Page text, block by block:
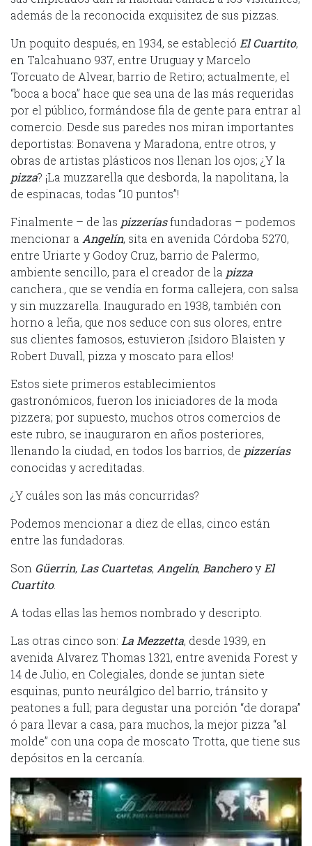
además de la reconocida exquisitez de sus pizzas.
Un poquito después, en 1934, se estableció El Cuartito,
en Talcahuano 937, entre Uruguay y Marcelo
Torcuato de Alvear, barrio de Retiro; actualmente, el
“boca a boca” hace que sea una de las más requeridas
por el público, formándose fila de gente para entrar al
comercio. Desde sus paredes nos miran importantes
deportistas: Bonavena y Maradona, entre otros, y
obras de artistas plásticos nos llenan los ojos; ¿Y la
pizza? ¡La muzzarella que desborda, la napolitana, la
de espinacas, todas “10 puntos”!
Finalmente – de las pizzeríasfundadoras – podemos
mencionar a Angelín, sita en avenida Córdoba 5270,
entre Uriarte y Godoy Cruz, barrio de Palermo,
ambiente sencillo, para el creador de la pizza
canchera., que se vendía en forma callejera, con salsa
y sin muzzarella. Inaugurado en 1938, también con
horno a leña, que nos seduce con sus olores, entre
sus clientes famosos, estuvieron ¡Isidoro Blaisten y
Robert Duvall, pizza y moscato para ellos!
Estos siete primeros establecimientos
gastronómicos, fueron los iniciadores de la moda
pizzera; por supuesto, muchos otros comercios de
este rubro, se inauguraron en años posteriores,
llenando la ciudad, en todos los barrios, de pizzerías
conocidas y acreditadas.
¿Y cuáles son las más concurridas?
Podemos mencionar a diez de ellas, cinco están
entre las fundadoras.
Son Güerrin, Las Cuartetas, Angelín, Bancheroy El
Cuartito.
A todas ellas las hemos nombrado y descripto.
Las otras cinco son: La Mezzetta, desde 1939, en
avenida Alvarez Thomas 1321, entre avenida Forest y
14 de Julio, en Colegiales, donde se juntan siete
esquinas, punto neurálgico del barrio, tránsito y
peatones a full; para degustar una porción “de dorapa”
ó para llevar a casa, para muchos, la mejor pizza “al
molde” con una copa de moscato Trotta, que tiene sus
depósitos en la cercanía.